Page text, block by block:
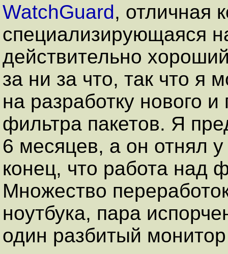
WatchGuard, отличная
специализирующаяся
действительно
за ни за что, так что я
на разработку нового
фильтра пакетов. Я
6 месяцев, а он отнял
конец, что работа над
Множество
ноутбука, пара
один разбитый